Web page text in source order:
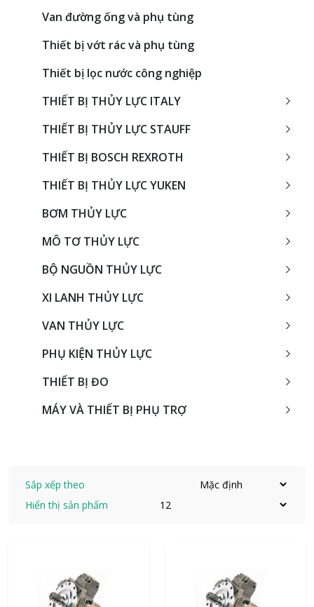
Van đường ống và phụ tùng
Thiết bị vớt rác và phụ tùng
Thiết bị lọc nước công nghiệp
THIẾT BỊ THỦY LỰC ITALY
THIẾT BỊ THỦY LỰC STAUFF
THIẾT BỊ BOSCH REXROTH
THIẾT BỊ THỦY LỰC YUKEN
BƠM THỦY LỰC
MÔ TƠ THỦY LỰC
BỘ NGUỒN THỦY LỰC
XI LANH THỦY LỰC
VAN THỦY LỰC
PHỤ KIỆN THỦY LỰC
THIẾT BỊ ĐO
MÁY VÀ THIẾT BỊ PHỤ TRỢ
Sắp xếp theo
Hiển thị sản phẩm